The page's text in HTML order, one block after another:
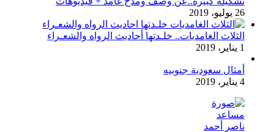
26 يوليو، 2019
الثلاث الغامديات.. خلـدتها أحاديث الرواه والشعـراء
1 يناير، 2019
أمثال سعودية جنوبيه
4 يناير، 2019